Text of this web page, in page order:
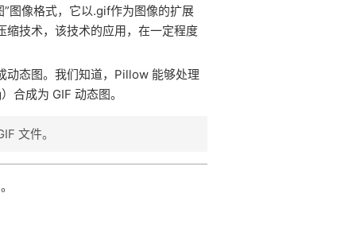
图像格式，它以.gif作为图像的扩展
缩技术，该技术的应用，在一定程度
动态图。我们知道，Pillow 能够处理
合成为 GIF 动态图。
文件。